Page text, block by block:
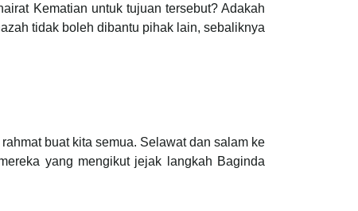
Kematian untuk tujuan tersebut? Adakah
tidak boleh dibantu pihak lain, sebaliknya
buat kita semua. Selawat dan salam ke
yang mengikut jejak langkah Baginda